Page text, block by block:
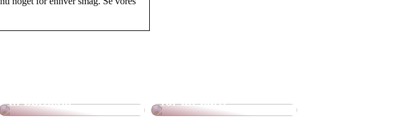
til børnene
for dit barn